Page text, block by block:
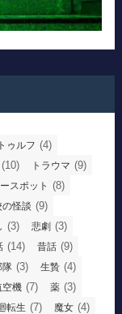
ゥルフ (4)
(10) トラウマ (9)
スポット (8)
の怪談 (9)
(3) 悲劇 (3)
(14) 昔話 (9)
隊 (3) 生贄 (4)
空機 (7) 薬 (3)
転生 (7) 魔女 (4)